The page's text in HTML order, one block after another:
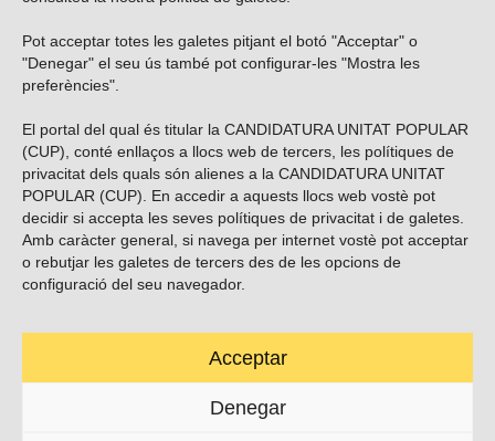
Pot acceptar totes les galetes pitjant el botó "Acceptar" o
"Denegar" el seu ús també pot configurar-les "Mostra les
preferències".
El portal del qual és titular la CANDIDATURA UNITAT POPULAR
(CUP), conté enllaços a llocs web de tercers, les polítiques de
privacitat dels quals són alienes a la CANDIDATURA UNITAT
POPULAR (CUP). En accedir a aquests llocs web vostè pot
decidir si accepta les seves polítiques de privacitat i de galetes.
Amb caràcter general, si navega per internet vostè pot acceptar
o rebutjar les galetes de tercers des de les opcions de
configuració del seu navegador.
Acceptar
Denegar
Vols subscriure’t al nostre butlletí?
ENVIAR
Troba’ns a les xarxes socials
Carrer Casp 180 (baixos), Barcelona.
contacte@cup.cat